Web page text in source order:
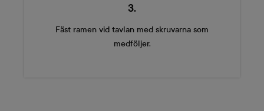
3.
Fäst ramen vid tavlan med skruvarna som
medföljer.